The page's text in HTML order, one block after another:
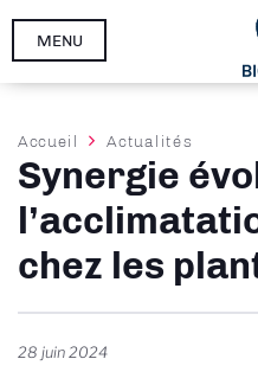
Aller
MENU
Fil
d'Ariane
Accueil Actualités
Synergie
chez les
28 juin 2024